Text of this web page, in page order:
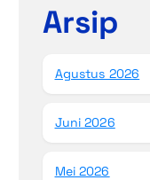
Arsip
Agustus 2026
Juni 2026
Mei 2026